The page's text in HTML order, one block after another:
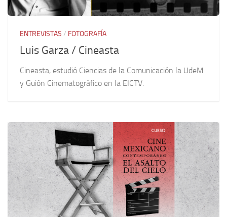
ENTREVISTAS / FOTOGRAFÍA
Luis Garza / Cineasta
Cineasta, estudió Ciencias de la Comunicación la UdeM
y Guión Cinematográfico en la EICTV.